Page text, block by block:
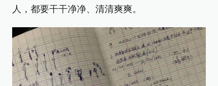
人，都要干干净净、清清爽爽。